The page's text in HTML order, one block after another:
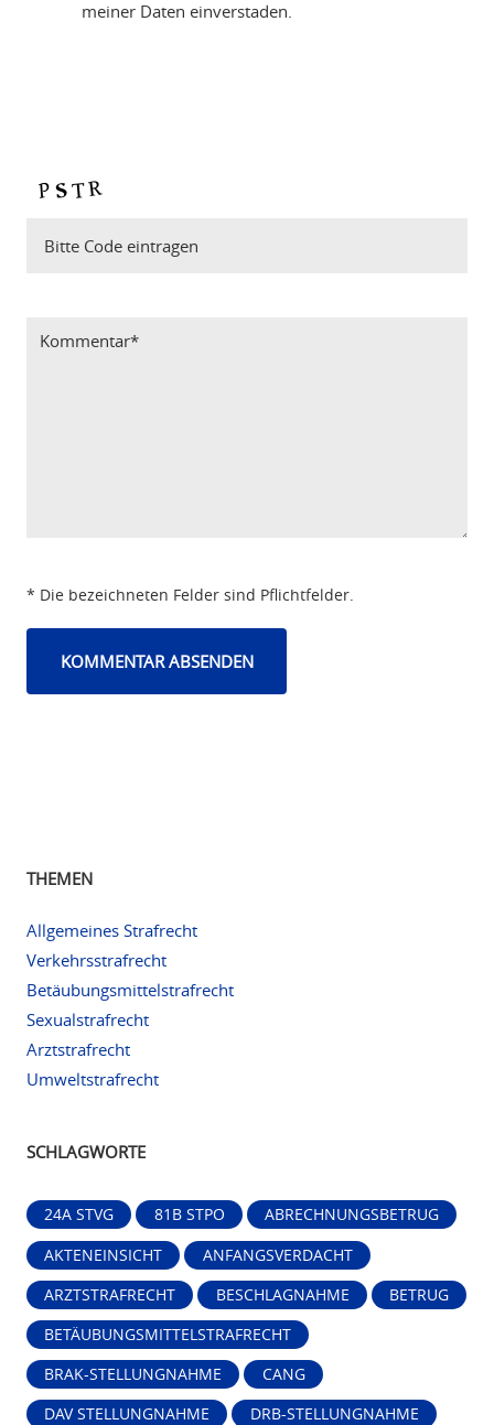
meiner Daten einverstaden.
* Die bezeichneten Felder sind Pflichtfelder.
THEMEN
Allgemeines Strafrecht
Verkehrsstrafrecht
Betäubungsmittelstrafrecht
Sexualstrafrecht
Arztstrafrecht
Umweltstrafrecht
SCHLAGWORTE
24A STVG 81B STPO ABRECHNUNGSBETRUG
AKTENEINSICHT ANFANGSVERDACHT
ARZTSTRAFRECHT BESCHLAGNAHME BETRUG
BETÄUBUNGSMITTELSTRAFRECHT
BRAK-STELLUNGNAHME CANG
DAV STELLUNGNAHME DRB-STELLUNGNAHME